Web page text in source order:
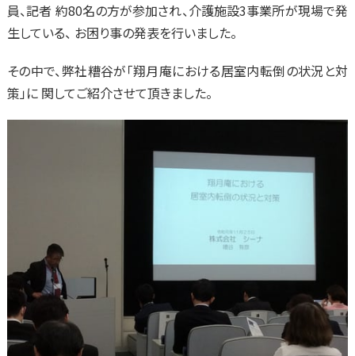
員、記者 約80名の方が参加され、介護施設3事業所が現場で発
生している、 お困り事の発表を行いました。
その中で、弊社糟谷が「翔月庵における居室内転倒の状況と対
策」に 関してご紹介させて頂きました。